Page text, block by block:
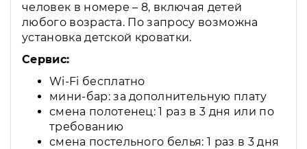
человек в номере – 8, включая детей
любого возраста. По запросу возможна
установка детской кроватки.
Сервис:
Wi-Fi бесплатно
мини-бар: за дополнительную плату
смена полотенец: 1 раз в 3 дня или по
требованию
смена постельного белья: 1 раз в 3 дня